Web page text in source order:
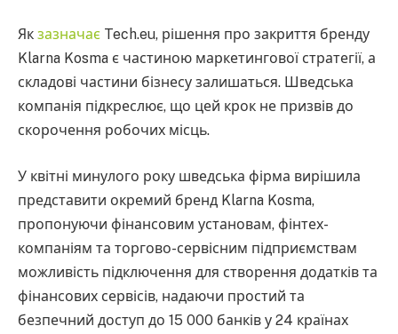
Як зазначає Tech.eu, рішення про закриття бренду
Klarna Kosma є частиною маркетингової стратегії, а
складові частини бізнесу залишаться. Шведська
компанія підкреслює, що цей крок не призвів до
скорочення робочих місць.
У квітні минулого року шведська фірма вирішила
представити окремий бренд Klarna Kosma,
пропонуючи фінансовим установам, фінтех-
компаніям та торгово-сервісним підприємствам
можливість підключення для створення додатків та
фінансових сервісів, надаючи простий та
безпечний доступ до 15 000 банків у 24 країнах